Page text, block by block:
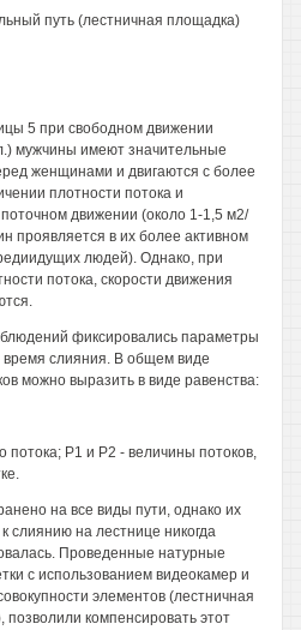
путь (лестничная площадка)
5 при свободном движении
мужчины имеют значительные
женщинами и двигаются с более
плотности потока и
движении (около 1-1,5 м2/
проявляется в их более активном
людей). Однако, при
потока, скорости движения
фиксировались параметры
время слияния. В общем виде
можно выразить в виде равенства:
потока; Р1 и Р2 - величины потоков,
на все виды пути, однако их
слиянию на лестнице никогда
Проведенные натурные
с использованием видеокамер и
элементов (лестничная
компенсировать этот